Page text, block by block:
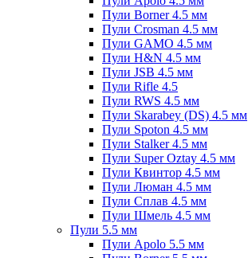
Пули Borner 4.5 мм
Пули Crosman 4.5 мм
Пули GAMO 4.5 мм
Пули H&N 4.5 мм
Пули JSB 4.5 мм
Пули Rifle 4.5
Пули RWS 4.5 мм
Пули Skarabey (DS) 4.5 мм
Пули Spoton 4.5 мм
Пули Stalker 4.5 мм
Пули Super Oztay 4.5 мм
Пули Квинтор 4.5 мм
Пули Люман 4.5 мм
Пули Сплав 4.5 мм
Пули Шмель 4.5 мм
Пули 5.5 мм
Пули Apolo 5.5 мм